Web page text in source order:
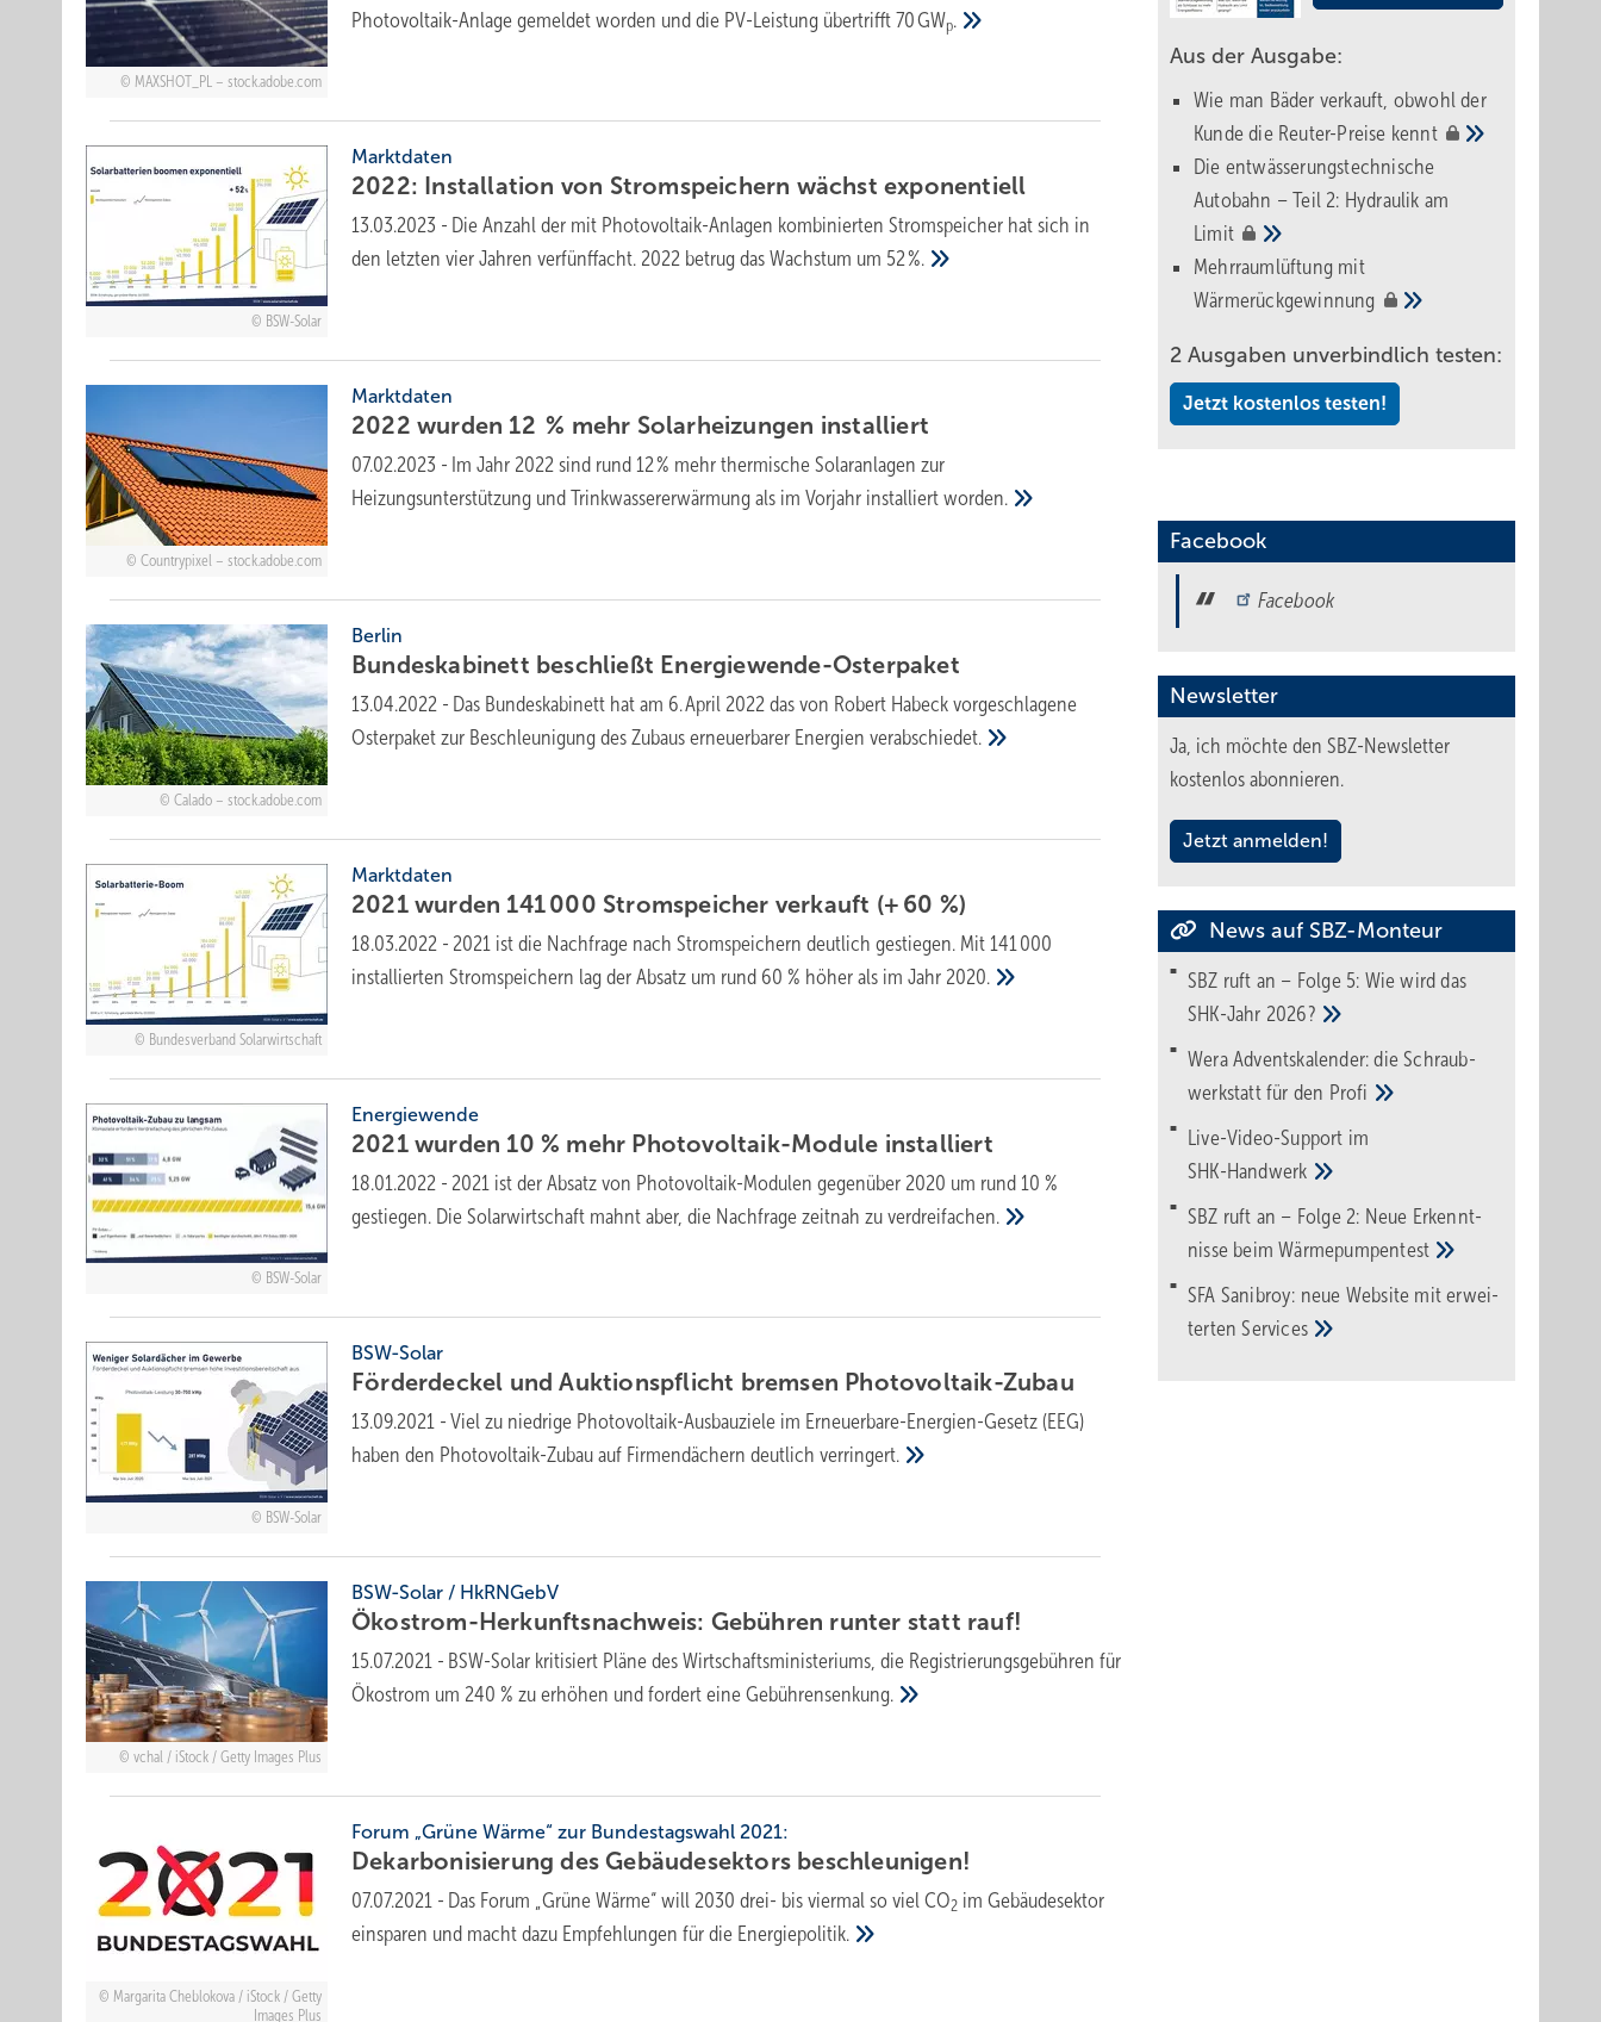
MAXSHOT_PL – stock.adobe.com
Photovoltaik-Anlage gemeldet worden und die PV-Leistung übertrifft 70 GWp.
BSW-Solar
Marktdaten
2022: Installation von Strom­speichern wächstexponentiell
13.03.2023 - Die Anzahl der mit Photovoltaik-Anlagen kombinierten Stromspeicher hat sich in
den letzten vier Jahren verfünffacht. 2022 betrug das Wachstum um 52 %.
Countrypixel – stock.adobe.com
Marktdaten
2022 wurden 12 % mehr Solarheizungen installiert
07.02.2023 - Im Jahr 2022 sind rund 12 % mehr thermische Solaranlagen zur
Heizungsunterstützung und Trinkwassererwärmung als im Vorjahr installiertworden.
Calado – stock.adobe.com
Berlin
Bundeskabinett beschließt Energiewende-Osterpaket
13.04.2022 - Das Bundeskabinett hat am 6. April 2022 das von Robert Habeck vorgeschlagene
Osterpaket zur Beschleunigung des Zubaus erneuerbarer Energienverabschiedet.
Bundesverband Solarwirtschaft
Marktdaten
2021 wurden 141 000 Stromspeicher verkauft (+ 60 %)
18.03.2022 - 2021 ist die Nachfrage nach Stromspeichern deutlich gestiegen. Mit 141 000
installierten Stromspeichern lag der Absatz um rund 60 % höher als im Jahr 2020.
BSW-Solar
Energiewende
2021 wurden 10 % mehr Photovoltaik-Module installiert
18.01.2022 - 2021 ist der Absatz von Photovoltaik-Modulen gegenüber 2020 um rund 10 %
gestiegen. Die Solarwirtschaft mahnt aber, die Nachfrage zeitnah zuverdreifachen.
BSW-Solar
BSW-Solar
Förderdeckel und Auktionspflicht bremsen Photovoltaik-Zubau
13.09.2021 - Viel zu niedrige Photovoltaik-Ausbauziele im Erneuerbare-Energien-Gesetz (EEG)
haben den Photovoltaik-Zubau auf Firmendächern deutlichverringert.
vchal / iStock / Getty Images Plus
BSW-Solar / HkRNGebV
Ökostrom-Herkunftsnachweis: Gebühren runter statt rauf!
15.07.2021 - BSW-Solar kritisiert Pläne des Wirtschaftsministeriums, die Registrierungsgebühren für
Ökostrom um 240 % zu erhöhen und fordert eineGebührensenkung.
Margarita Cheblokova / iStock / Getty
Images Plus
Forum „Grüne Wärme“ zur Bundestagswahl 2021:
Dekarbonisierung des Gebäudesektors beschleunigen!
07.07.2021 - Das Forum „Grüne Wärme“ will 2030 drei- bis viermal so viel CO2 im Gebäudesektor
einsparen und macht dazu Empfehlungen für die Energiepolitik.
Aus der Ausgabe:
Wie man Bäder verkauft, obwohl der
Kunde die Reuter-Preise kennt
Die entwässerungstechnische
Autobahn – Teil 2: Hydraulik am
Limit
Mehrraumlüftung mit
Wärmerückgewinnung
2 Ausgaben unverbindlich testen:
Jetzt kostenlos testen!
Facebook
Facebook
Newsletter
Ja, ich möchte den SBZ-Newsletter
kostenlos abonnieren.
Jetzt anmelden!
News auf SBZ-Monteur
SBZ ruft an – Folge 5: Wie wird das
SHK-Jahr 2026?
Wera Adventskalender: die Schraub­
werk­statt für den Pro­fi
Live-Video-Support im
SHK-Handwerk
SBZ ruft an – Folge 2: Neue Erkennt­
nisse beimWärme­pumpen­test
SFA Sanibroy: neue Web­site mit erwei­
tertenServices